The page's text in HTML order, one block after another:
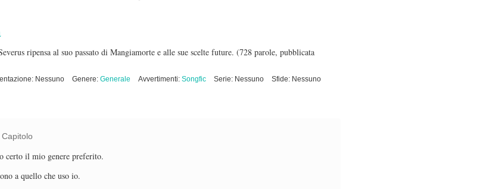
ripensa al suo passato di Mangiamorte e alle sue scelte future. (728 parole, pubblicata
Nessuno Genere: Generale Avvertimenti: Songfic Serie: Nessuno
Sfide: Nessuno
certo il mio genere preferito.
a quello che uso io.